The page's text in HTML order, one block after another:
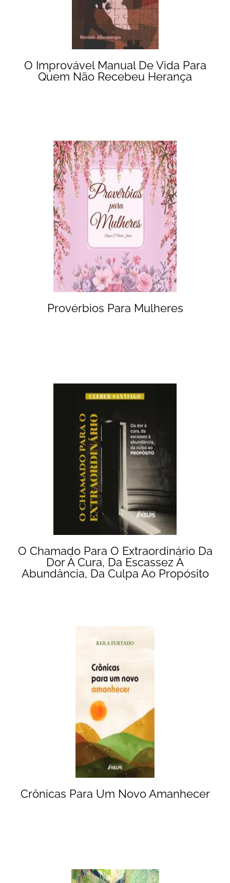
O Improvável Manual De Vida Para
Quem Não Recebeu Herança
Provérbios Para Mulheres
O Chamado Para O Extraordinário Da
Dor À Cura, Da Escassez À
Abundância, Da Culpa Ao Propósito
Crônicas Para Um Novo Amanhecer